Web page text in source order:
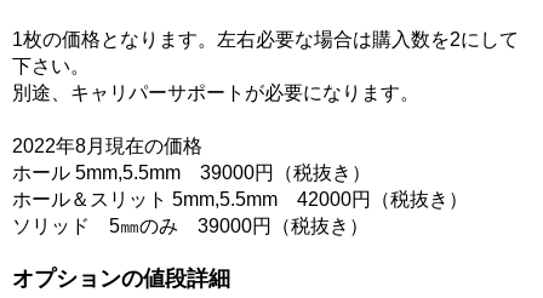
1枚の価格となります。左右必要な場合は購入数を2にして
下さい。
別途、キャリパーサポートが必要になります。
2022年8月現在の価格
ホール 5mm,5.5mm 39000円（税抜き）
ホール＆スリット 5mm,5.5mm 42000円（税抜き）
ソリッド 5㎜のみ 39000円（税抜き）
オプションの値段詳細